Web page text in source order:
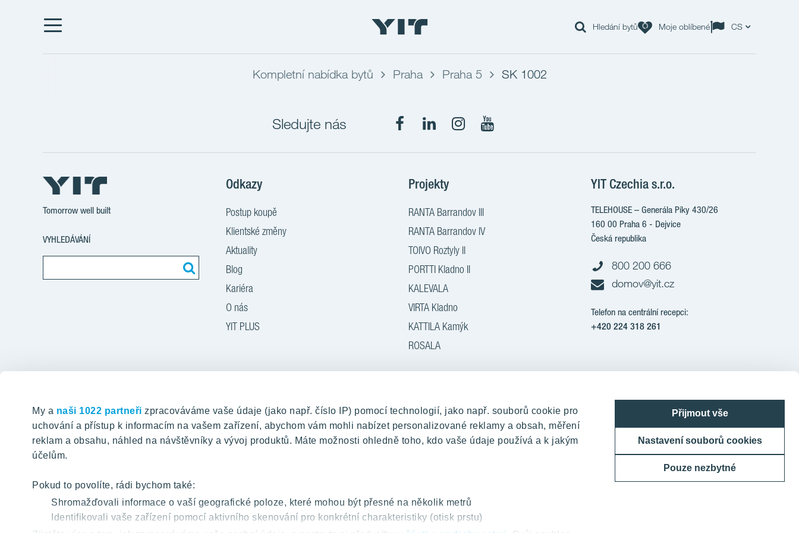
My a naši 1022 partneři zpracováváme vaše údaje (jako např. číslo IP) pomocí technologií, jako např. souborů cookie pro
uchování a přístup k informacím na vašem zařízení, abychom vám mohli nabízet personalizované reklamy a obsah, měření
reklam a obsahu, náhled na návštěvníky a vývoj produktů. Máte možnosti ohledně toho, kdo vaše údaje používá a k jakým
účelům.
Pokud to povolíte, rádi bychom také:
Shromažďovali informace o vaší geografické poloze, které mohou být přesné na několik metrů
Identifikovali vaše zařízení pomocí aktivního skenování pro konkrétní charakteristiky (otisk prstu)
Přijmout vše
Nastavení souborů cookies
Pouze nezbytné
Hledání bytů Moje oblíbené CS
Kompletní nabídka bytů Praha Praha 5 SK 1002
Sledujte nás
Tomorrow well built
VYHLEDÁVÁNÍ
Odkazy
Postup koupě
Klientské změny
Aktuality
Blog
Kariéra
O nás
YIT PLUS
Projekty
RANTA Barrandov III
RANTA Barrandov IV
TOIVO Roztyly II
PORTTI Kladno II
KALEVALA
VIRTA Kladno
KATTILA Kamýk
ROSALA
YIT Czechia s.r.o.
TELEHOUSE – Generála Píky 430/26
160 00 Praha 6 - Dejvice
Česká republika
800 200 666
domov@yit.cz
Telefon na centrální recepci:
+420 224 318 261